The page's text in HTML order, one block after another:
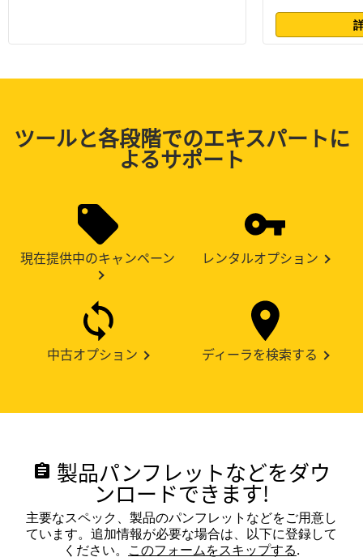
ツールと各段階でのエキスパートに
よるサポート
現在提供中のキャンペーン レンタルオプション
中古オプション ディーラを検索する
assignment 製品パンフレットなどをダウ
ンロードできます!
主要なスペック、製品のパンフレットなどをご用意し
ています。追加情報が必要な場合は、以下に登録して
ください。 このフォームをスキップする.